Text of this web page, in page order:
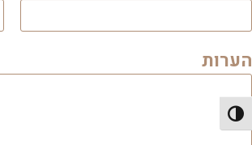
הפעל/כבה ניגודיות גבוהה
הערות